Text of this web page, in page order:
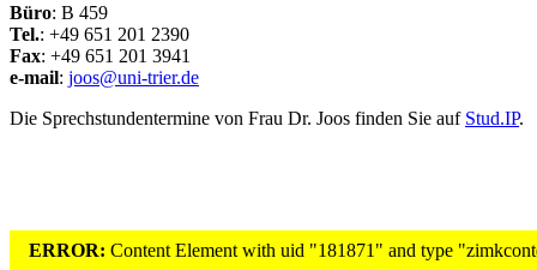
Büro: B 459
Tel.: +49 651 201 2390
Fax: +49 651 201 3941
e-mail: joos@uni-trier.de
Die Sprechstundentermine von Frau Dr. Joos finden Sie auf Stud.IP.
ERROR: Content Element with uid "181871" and type